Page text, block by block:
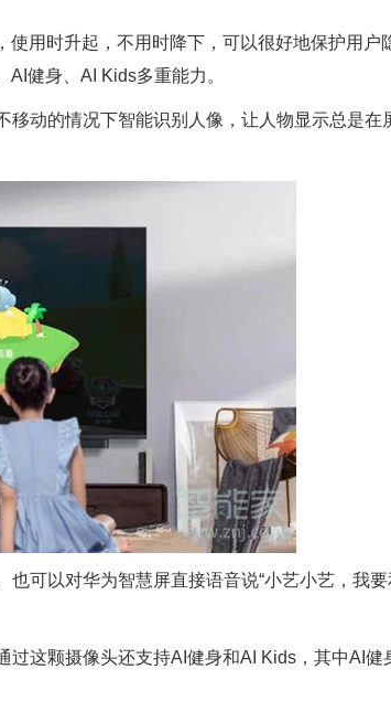
用时升起，不用时降下，可以很好地保护用户
健身、AI Kids多重能力。
动的情况下智能识别人像，让人物显示总是在
可以对华为智慧屏直接语音说“小艺小艺，我
这颗摄像头还支持AI健身和AI Kids，其中AI健